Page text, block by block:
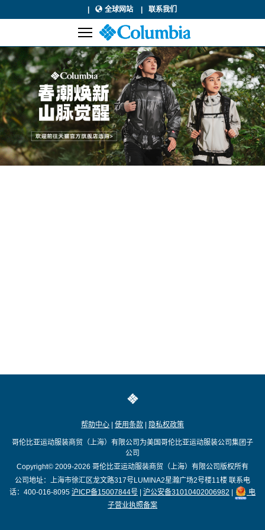
全球网站 联系我们
帮助中心 使用条款 隐私权政策
哥伦比亚运动服装商贸（上海）有限公司为美国哥伦比亚运动服装公司集团子
公司
Copyright© 2009-2026 哥伦比亚运动服装商贸（上海）有限公司版权所有
公司地址：上海市徐汇区龙文路317号LUMINA2星瀚广场2号楼11楼 联系电
话：400-016-8095 沪ICP备15007844号 沪公安备31010402006982
电
子营业执照备案